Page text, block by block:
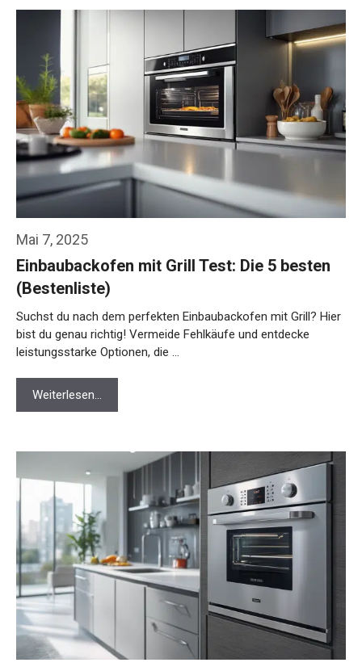
Mai 7, 2025
Einbaubackofen mit Grill Test: Die 5 besten
(Bestenliste)
Suchst du nach dem perfekten Einbaubackofen mit Grill? Hier
bist du genau richtig! Vermeide Fehlkäufe und entdecke
leistungsstarke Optionen, die …
Weiterlesen…